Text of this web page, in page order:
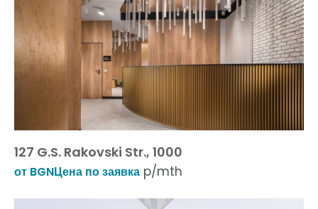
127 G.S. Rakovski Str., 1000
от BGNЦена по заявка p/mth